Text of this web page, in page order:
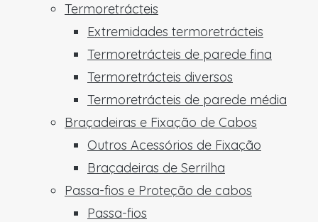
Termoretrácteis
Extremidades termoretrácteis
Termoretrácteis de parede fina
Termoretrácteis diversos
Termoretrácteis de parede média
Braçadeiras e Fixação de Cabos
Outros Acessórios de Fixação
Braçadeiras de Serrilha
Passa-fios e Proteção de cabos
Passa-fios